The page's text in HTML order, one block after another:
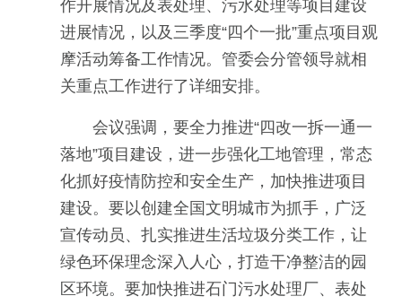
作开展情况及表处理、污水处理等项目建设
进展情况，以及三季度“四个一批”重点项目观
摩活动筹备工作情况。管委会分管领导就相
关重点工作进行了详细安排。
会议强调，要全力推进“四改一拆一通一
落地”项目建设，进一步强化工地管理，常态
化抓好疫情防控和安全生产，加快推进项目
建设。要以创建全国文明城市为抓手，广泛
宣传动员、扎实推进生活垃圾分类工作，让
绿色环保理念深入人心，打造干净整洁的园
区环境。要加快推进石门污水处理厂、表处